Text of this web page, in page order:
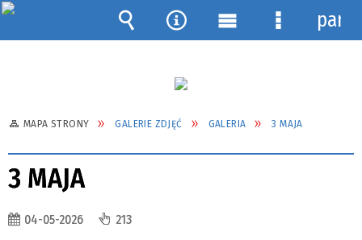
MAPA STRONY GALERIE ZDJĘĆ GALERIA 3 MAJA
3 MAJA
04-05-2026 213
Wyszukiwarka
Narzędzia
Menu Menu
panel